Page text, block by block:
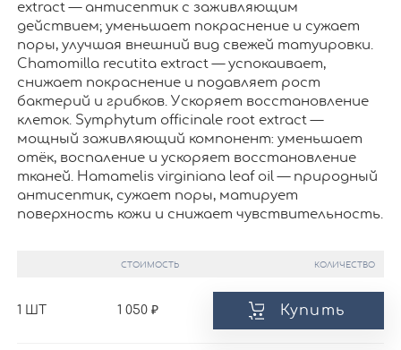
extract — антисептик с заживляющим
действием; уменьшает покраснение и сужает
поры, улучшая внешний вид свежей татуировки.
Chamomilla recutita extract — успокаивает,
снижает покраснение и подавляет рост
бактерий и грибков. Ускоряет восстановление
клеток. Symphytum officinale root extract —
мощный заживляющий компонент: уменьшает
отёк, воспаление и ускоряет восстановление
тканей. Hamamelis virginiana leaf oil — природный
антисептик, сужает поры, матирует
поверхность кожи и снижает чувствительность.
СТОИМОСТЬ КОЛИЧЕСТВО
1 ШТ 1 050 Купить